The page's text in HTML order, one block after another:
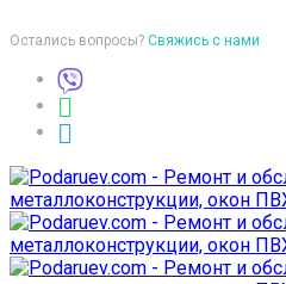
Остались вопросы? Свяжись с нами